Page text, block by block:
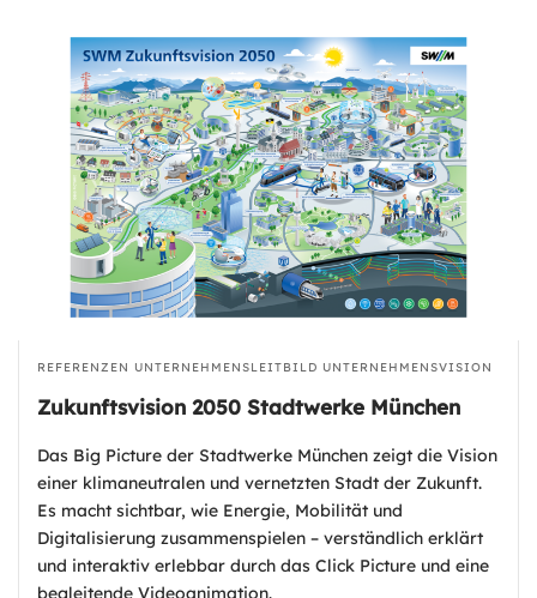
REFERENZEN UNTERNEHMENSLEITBILD UNTERNEHMENSVISION
Zukunftsvision 2050 Stadtwerke München
Das Big Picture der Stadtwerke München zeigt die Vision
einer klimaneutralen und vernetzten Stadt der Zukunft.
Es macht sichtbar, wie Energie, Mobilität und
Digitalisierung zusammenspielen – verständlich erklärt
und interaktiv erlebbar durch das Click Picture und eine
begleitende Videoanimation.